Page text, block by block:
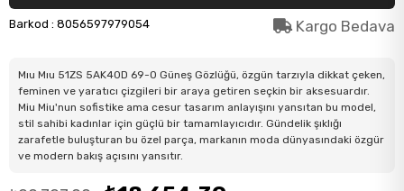
Barkod : 8056597979054 Kargo Bedava
Mıu Mıu 51ZS 5AK40D 69-0 Güneş Gözlüğü, özgün tarzıyla dikkat çeken,
feminen ve yaratıcı çizgileri bir araya getiren seçkin bir aksesuardır.
Miu Miu'nun sofistike ama cesur tasarım anlayışını yansıtan bu model,
stil sahibi kadınlar için güçlü bir tamamlayıcıdır. Gündelik şıklığı
zarafetle buluşturan bu özel parça, markanın moda dünyasındaki özgür
ve modern bakış açısını yansıtır.